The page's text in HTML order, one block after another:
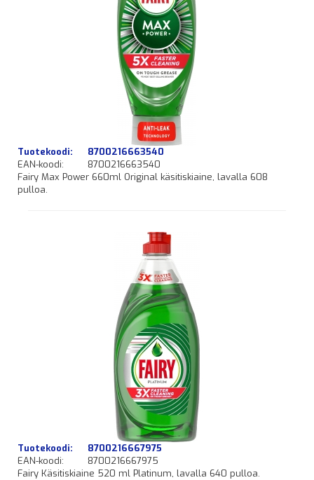
Tuotekoodi:
8700216663540
EAN-koodi:
8700216663540
Fairy Max Power 660ml Original käsitiskiaine, lavalla 608
pulloa.
Tuotekoodi:
8700216667975
EAN-koodi:
8700216667975
Fairy Käsitiskiaine 520 ml Platinum, lavalla 640 pulloa.